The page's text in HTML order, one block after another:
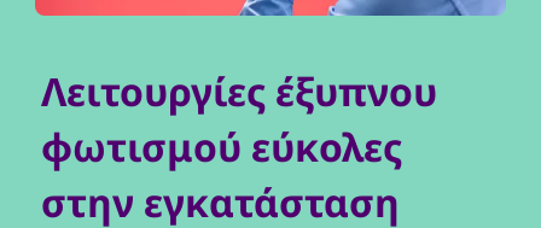
Λειτουργίες έξυπνου
φωτισμού εύκολες
στην εγκατάσταση